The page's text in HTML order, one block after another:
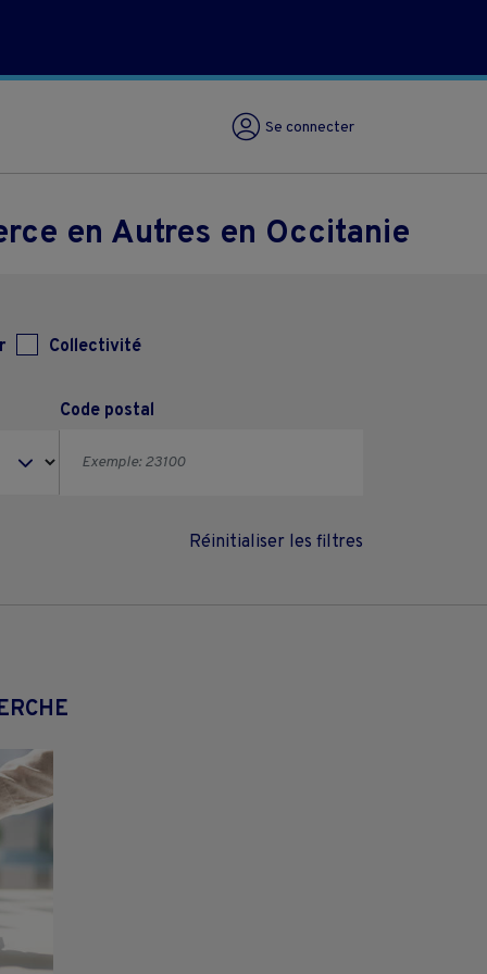
Se connecter
en Autres en Occitanie
Collectivité
Code postal
Réinitialiser les filtres